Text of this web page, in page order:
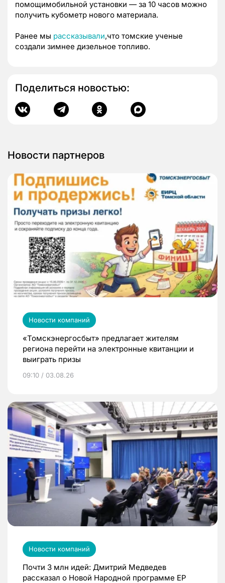
помощимобильной установки — за 10 часов можно
получить кубометр нового материала.
Ранее мы рассказывали,что томские ученые
создали зимнее дизельное топливо.
Поделиться новостью:
Новости партнеров
Новости компаний
«Томскэнергосбыт» предлагает жителям
региона перейти на электронные квитанции и
выиграть призы
09:10 / 03.08.26
Новости компаний
Почти 3 млн идей: Дмитрий Медведев
рассказал о Новой Народной программе ЕР